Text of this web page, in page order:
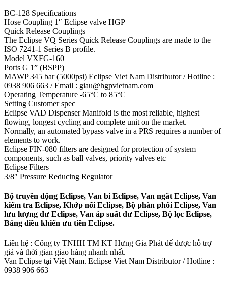
BC-128 Specifications
Hose Coupling 1″ Eclipse valve HGP
Quick Release Couplings
The Eclipse VQ Series Quick Release Couplings are made to the
ISO 7241-1 Series B profile.
Model VXFG-160
Ports G 1” (BSPP)
MAWP 345 bar (5000psi) Eclipse Viet Nam Distributor / Hotline :
0938 906 663 / Email : giau@hgpvietnam.com
Operating Temperature -65°C to 85°C
Setting Customer spec
Eclipse VAD Dispenser Manifold is the most reliable, highest
flowing, longest cycling and complete unit on the market.
Normally, an automated bypass valve in a PRS requires a number of
elements to work.
Eclipse FIN-080 filters are designed for protection of system
components, such as ball valves, priority valves etc
Eclipse Filters
3/8″ Pressure Reducing Regulator
Bộ truyền động Eclipse, Van bi Eclipse, Van ngắt Eclipse, Van
kiểm tra Eclipse, Khớp nối Eclipse, Bộ phân phối Eclipse, Van
lưu lượng dư Eclipse, Van áp suất dư Eclipse, Bộ lọc Eclipse,
Bảng điều khiển ưu tiên Eclipse.
Liên hệ : Công ty TNHH TM KT Hưng Gia Phát để được hỗ trợ
giá và thời gian giao hàng nhanh nhất.
Van Eclipse tại Việt Nam. Eclipse Viet Nam Distributor / Hotline :
0938 906 663